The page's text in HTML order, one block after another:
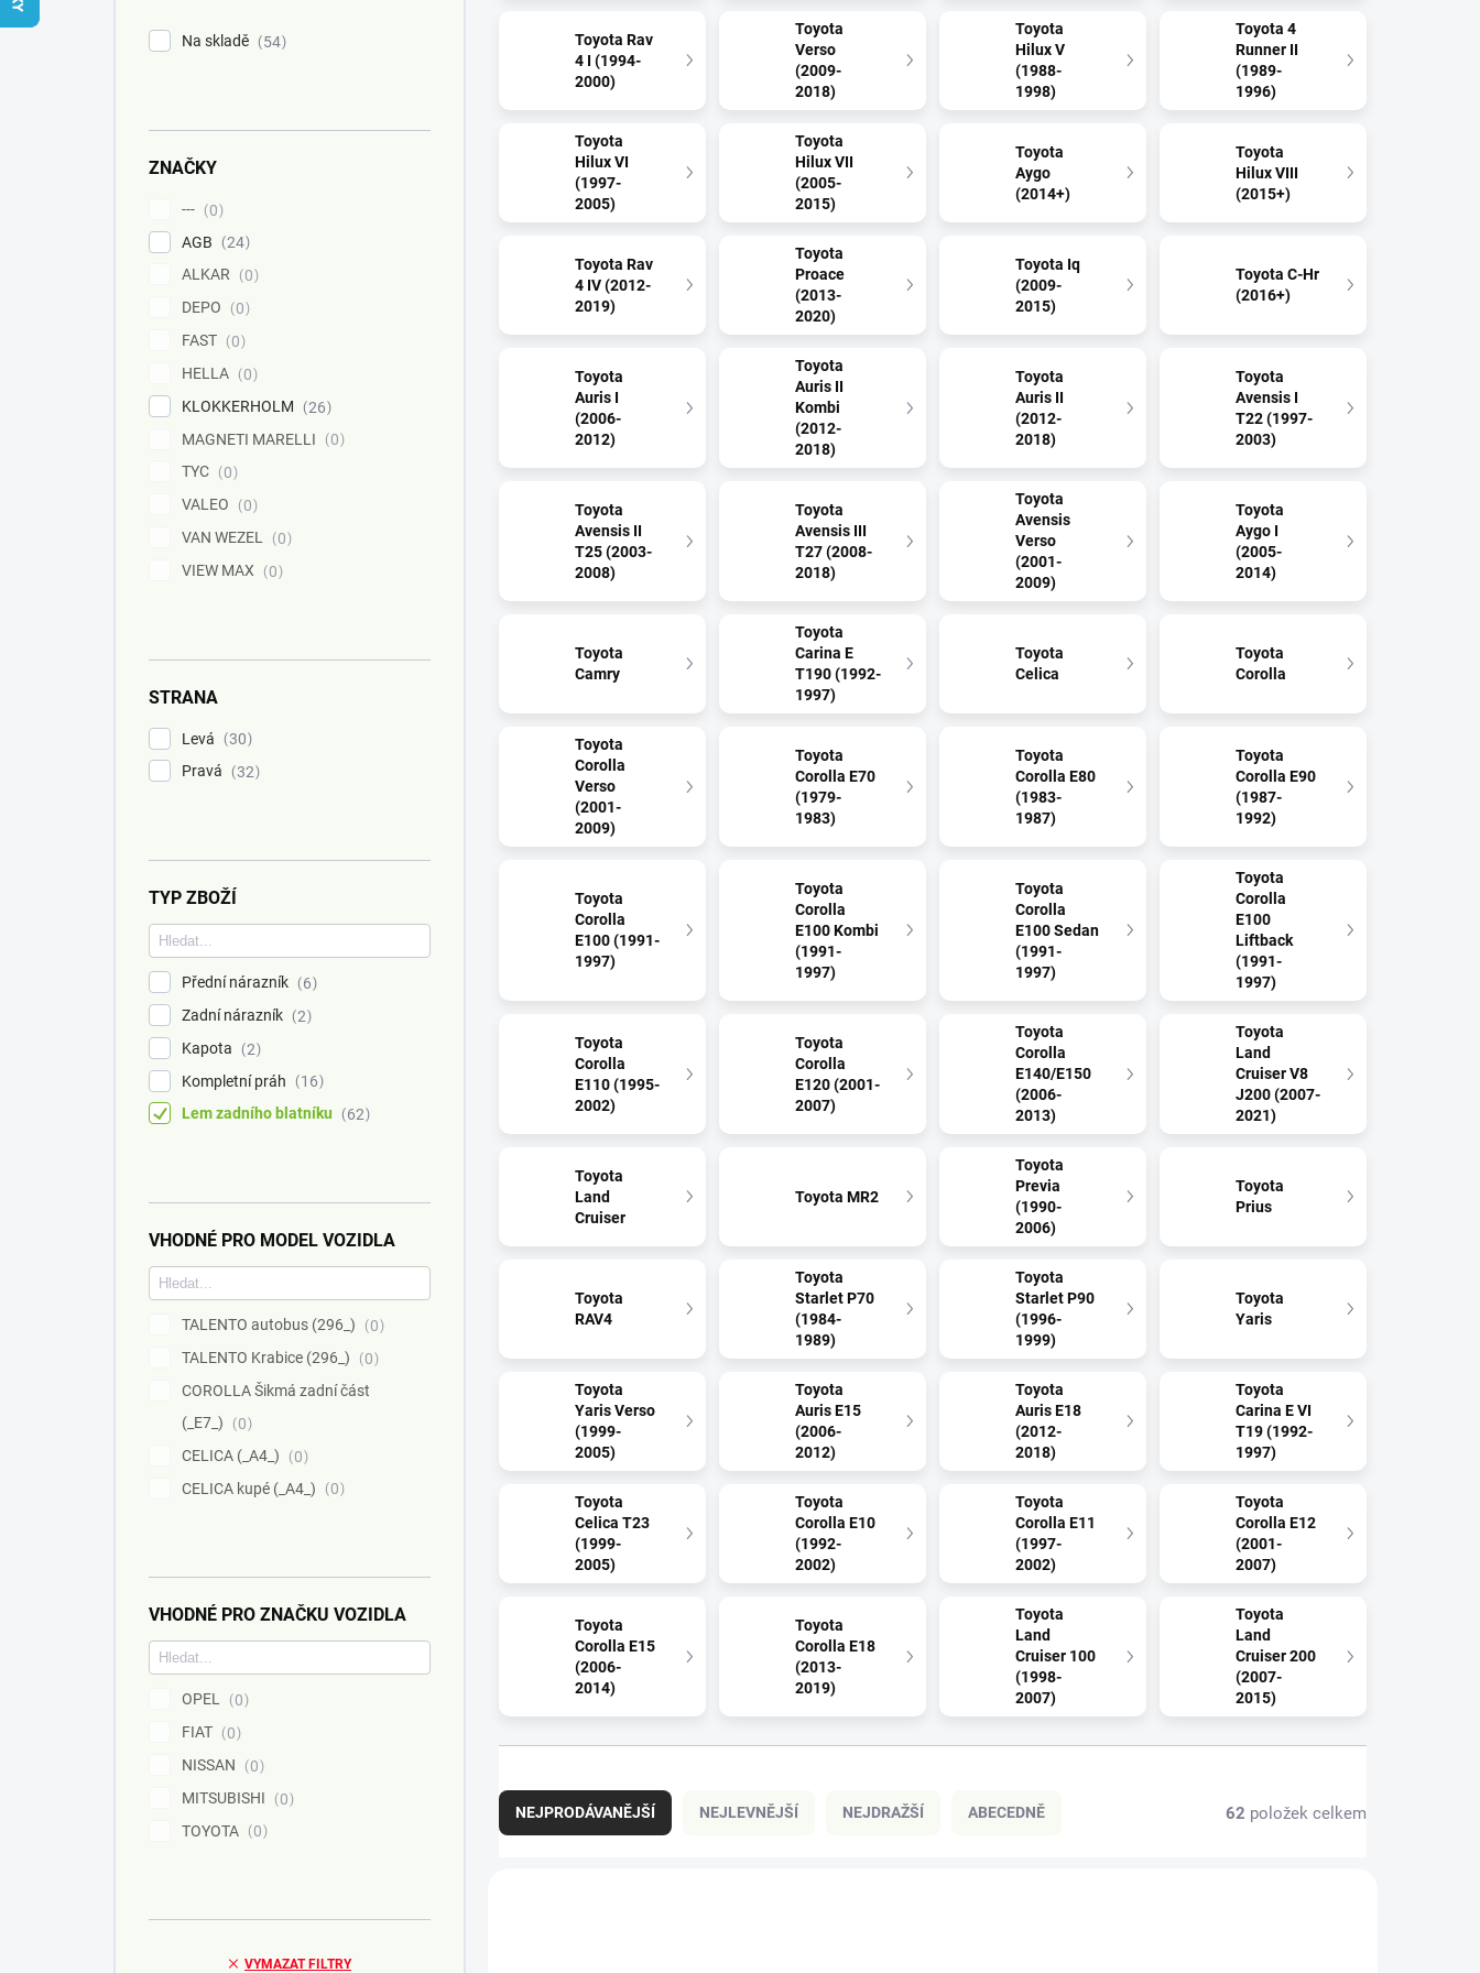
Na skladě 54
ZNAČKY
---
0
AGB
24
ALKAR
0
DEPO
0
FAST
0
HELLA
0
KLOKKERHOLM
26
MAGNETI MARELLI
0
TYC
0
VALEO
0
VAN WEZEL
0
VIEW MAX
0
STRANA
Levá
30
Pravá
32
TYP ZBOŽÍ
Přední nárazník
6
Zadní nárazník
2
Kapota
2
Kompletní práh
16
Lem zadního blatníku
62
VHODNÉ PRO MODEL VOZIDLA
TALENTO autobus (296_)
0
TALENTO Krabice (296_)
0
COROLLA Šikmá zadní část
(_E7_)
0
CELICA (_A4_)
0
CELICA kupé (_A4_)
0
VHODNÉ PRO ZNAČKU VOZIDLA
OPEL
0
FIAT
0
NISSAN
0
MITSUBISHI
0
TOYOTA
0
VYMAZAT FILTRY
Toyota Rav
4 I (1994-
2000)
Toyota
Verso
(2009-
2018)
Toyota
Hilux V
(1988-
1998)
Toyota 4
Runner II
(1989-
1996)
Toyota
Hilux VI
(1997-
2005)
Toyota
Hilux VII
(2005-
2015)
Toyota
Aygo
(2014+)
Toyota
Hilux VIII
(2015+)
Toyota Rav
4 IV (2012-
2019)
Toyota
Proace
(2013-
2020)
Toyota Iq
(2009-
2015)
Toyota C-Hr
(2016+)
Toyota
Auris I
(2006-
2012)
Toyota
Auris II
Kombi
(2012-
2018)
Toyota
Auris II
(2012-
2018)
Toyota
Avensis I
T22 (1997-
2003)
Toyota
Avensis II
T25 (2003-
2008)
Toyota
Avensis III
T27 (2008-
2018)
Toyota
Avensis
Verso
(2001-
2009)
Toyota
Aygo I
(2005-
2014)
Toyota
Camry
Toyota
Carina E
T190 (1992-
1997)
Toyota
Celica
Toyota
Corolla
Toyota
Corolla
Verso
(2001-
2009)
Toyota
Corolla E70
(1979-
1983)
Toyota
Corolla E80
(1983-
1987)
Toyota
Corolla E90
(1987-
1992)
Toyota
Corolla
E100 (1991-
1997)
Toyota
Corolla
E100 Kombi
(1991-
1997)
Toyota
Corolla
E100 Sedan
(1991-
1997)
Toyota
Corolla
E100
Liftback
(1991-
1997)
Toyota
Corolla
E110 (1995-
2002)
Toyota
Corolla
E120 (2001-
2007)
Toyota
Corolla
E140/E150
(2006-
2013)
Toyota
Land
Cruiser V8
J200 (2007-
2021)
Toyota
Land
Cruiser
Toyota MR2
Toyota
Previa
(1990-
2006)
Toyota
Prius
Toyota
RAV4
Toyota
Starlet P70
(1984-
1989)
Toyota
Starlet P90
(1996-
1999)
Toyota
Yaris
Toyota
Yaris Verso
(1999-
2005)
Toyota
Auris E15
(2006-
2012)
Toyota
Auris E18
(2012-
2018)
Toyota
Carina E VI
T19 (1992-
1997)
Toyota
Celica T23
(1999-
2005)
Toyota
Corolla E10
(1992-
2002)
Toyota
Corolla E11
(1997-
2002)
Toyota
Corolla E12
(2001-
2007)
Toyota
Corolla E15
(2006-
2014)
Toyota
Corolla E18
(2013-
2019)
Toyota
Land
Cruiser 100
(1998-
2007)
Toyota
Land
Cruiser 200
(2007-
2015)
a
z
NEJPRODÁVANĚJŠÍ NEJLEVNĚJŠÍ NEJDRAŽŠÍ ABECEDNĚ 62 položek celkem